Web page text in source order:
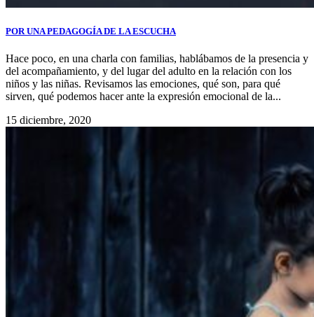
POR UNA PEDAGOGÍA DE LA ESCUCHA
Hace poco, en una charla con familias, hablábamos de la presencia y
del acompañamiento, y del lugar del adulto en la relación con los
niños y las niñas. Revisamos las emociones, qué son, para qué
sirven, qué podemos hacer ante la expresión emocional de la...
15 diciembre, 2020